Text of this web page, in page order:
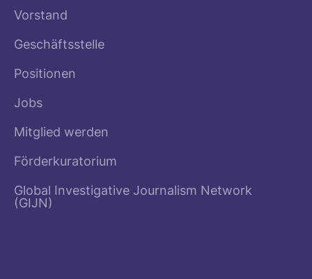
Vorstand
Geschäftsstelle
Positionen
Jobs
Mitglied werden
Förderkuratorium
Global Investigative Journalism Network
(GIJN)